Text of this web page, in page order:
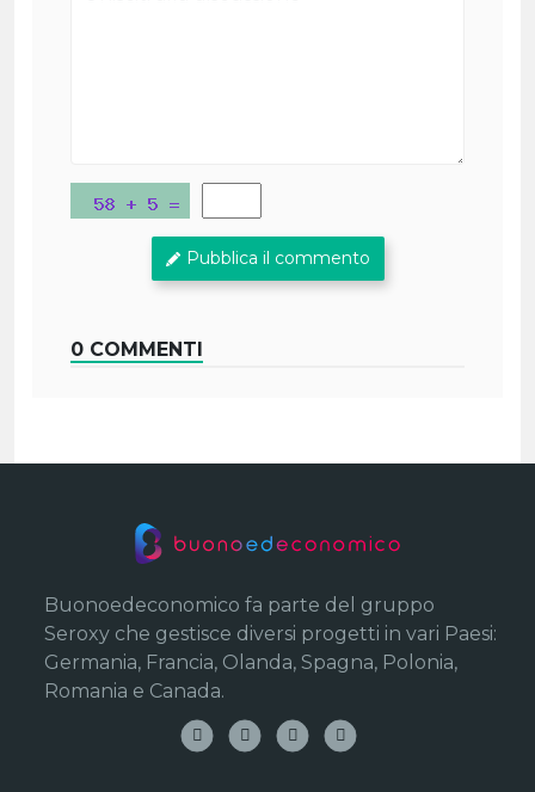
Pubblica il commento
0 COMMENTI
Buonoedeconomico fa parte del gruppo
Seroxy che gestisce diversi progetti in vari Paesi:
Germania, Francia, Olanda, Spagna, Polonia,
Romania e Canada.